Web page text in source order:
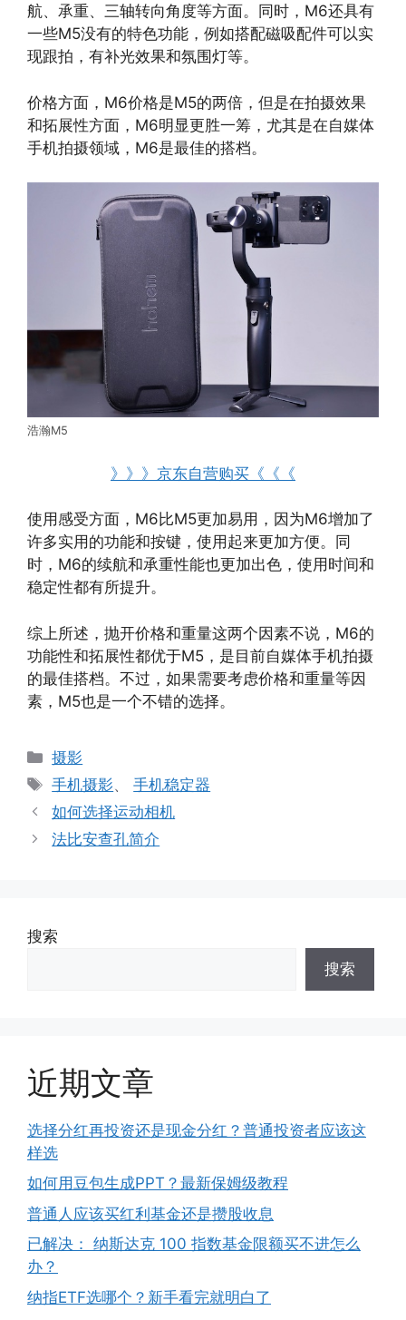
航、承重、三轴转向角度等方面。同时，M6还具有
一些M5没有的特色功能，例如搭配磁吸配件可以实
现跟拍，有补光效果和氛围灯等。
价格方面，M6价格是M5的两倍，但是在拍摄效果
和拓展性方面，M6明显更胜一筹，尤其是在自媒体
手机拍摄领域，M6是最佳的搭档。
浩瀚M5
》》》京东自营购买《《《
使用感受方面，M6比M5更加易用，因为M6增加了
许多实用的功能和按键，使用起来更加方便。同
时，M6的续航和承重性能也更加出色，使用时间和
稳定性都有所提升。
综上所述，抛开价格和重量这两个因素不说，M6的
功能性和拓展性都优于M5，是目前自媒体手机拍摄
的最佳搭档。不过，如果需要考虑价格和重量等因
素，M5也是一个不错的选择。
分
类
摄影
标
签
手机摄影、手机稳定器
如何选择运动相机
法比安查孔简介
搜索
搜索
近期文章
选择分红再投资还是现金分红？普通投资者应该这
样选
如何用豆包生成PPT？最新保姆级教程
普通人应该买红利基金还是攒股收息
已解决： 纳斯达克 100 指数基金限额买不进怎么
办？
纳指ETF选哪个？新手看完就明白了